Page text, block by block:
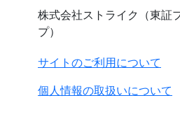
株式会社ストライク（東証
プ）
サイトのご利用について
個人情報の取扱いについて